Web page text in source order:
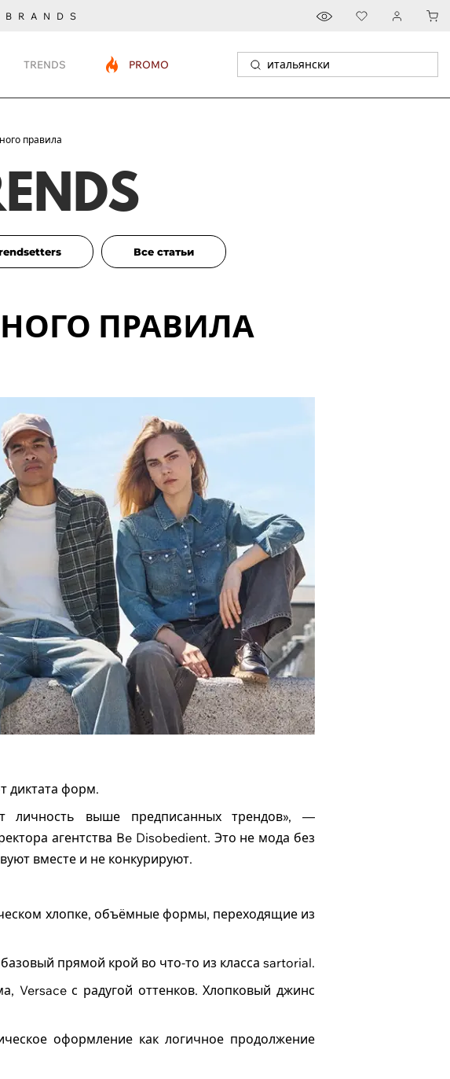
TRENDS PROMO
правила
Все статьи
ПРАВИЛА
диктата форм.
личность выше предписанных трендов», —
агентства Be Disobedient. Это не мода без
вместе и не конкурируют.
хлопке, объёмные формы, переходящие из
прямой крой во что-то из класса sartorial.
Versace с радугой оттенков. Хлопковый джинс
оформление как логичное продолжение